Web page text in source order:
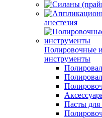
анестезия
Полировочные
инструменты
Пасты для